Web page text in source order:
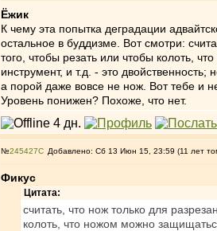
Ёжик
К чему эта попытка деградации
остальное в буддизме. Вот смотри:
того, чтобы резать или чтобы колоть,
инструмент, и т.д. - это
а порой даже вовсе не нож. Вот тебе и
Уровень понижен? Похоже, что нет.
№245427 Добавлено: Сб 13 Июн 15, 23:59 (11 лет
Фикус
Цитата:
считать, что нож только для
колоть, что ножом можно